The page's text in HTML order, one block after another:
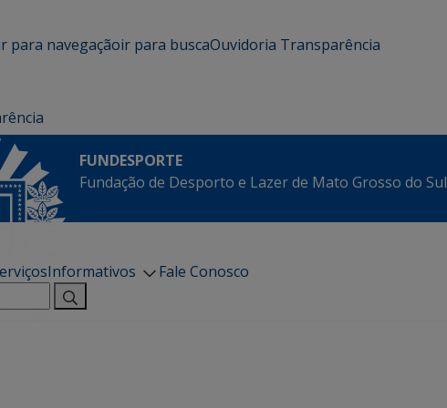
para navegaçãoir para buscaOuvidoria Transparência
FUNDESPORTE
Fundação de Desporto e Lazer de Mato Grosso do Sul
Informativos
Fale Conosco